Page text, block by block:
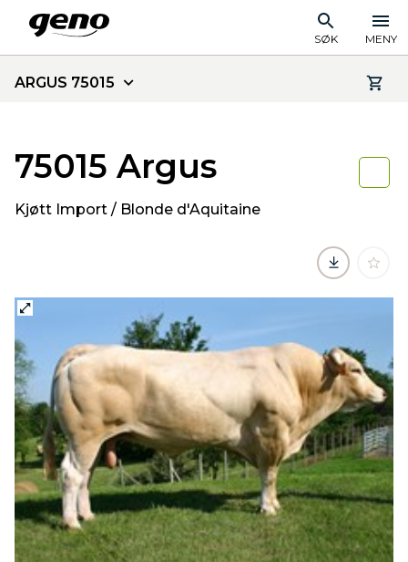
SØK MENY
ARGUS 75015
75015 Argus
Kjøtt Import / Blonde d'Aquitaine